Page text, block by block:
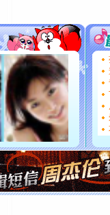
送你一棵
[圣诞节]
你太多，
要平安
[圣诞节]
能正大
都要快乐
[圣诞节]
如意,快
[元旦]看
断电。爱
你是我专
[元旦]如